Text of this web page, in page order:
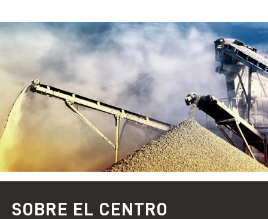
SOBRE EL CENTRO